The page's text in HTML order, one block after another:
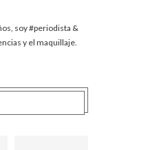
soy #periodista &
y el maquillaje.